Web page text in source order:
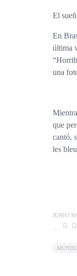
El
En Brasil sólo una vez más y por
última
una
Mientras tanto y por ese francesito
que
cantó,
les
JUNIO